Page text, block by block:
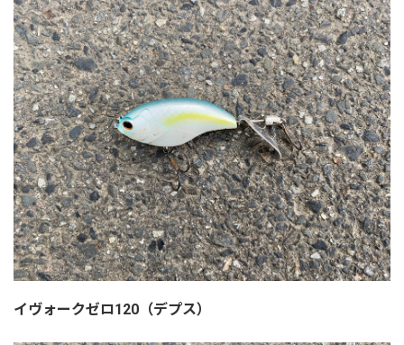
イヴォークゼロ120（デプス）